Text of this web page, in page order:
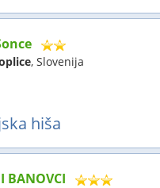
, Slovenija
hiša
BANOVCI